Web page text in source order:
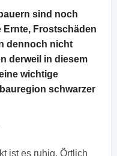
sind noch
Frostschäden
dennoch nicht
derweil in diesem
wichtige
schwarzer
ist es ruhig. Örtlich